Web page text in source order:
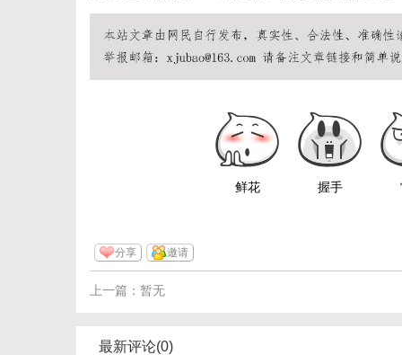
鲜花 握手
分享 邀请
上一篇：暂无
最新评论(0)